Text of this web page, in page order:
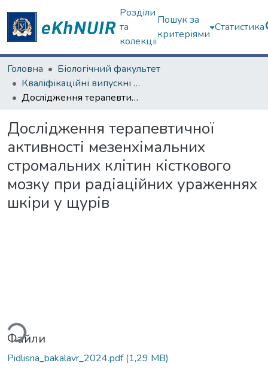
Розділи
та
колекції
Пошук за
критеріями
Статистика
Головна
Біологічний факультет
Кваліфікаційні випускні роботи бакалаврів. Біологічний факультет
Дослідження терапевтичної активності мезенхімальних стромальних клітин кісткового мозку при радіаційних ураженнях шкіри у щурів
Дослідження терапевтичної
активності мезенхімальних
стромальних клітин кісткового
мозку при радіаційних ураженнях
шкіри у щурів
Файли
Pidlisna_bakalavr_2024.pdf(1,29 MB)